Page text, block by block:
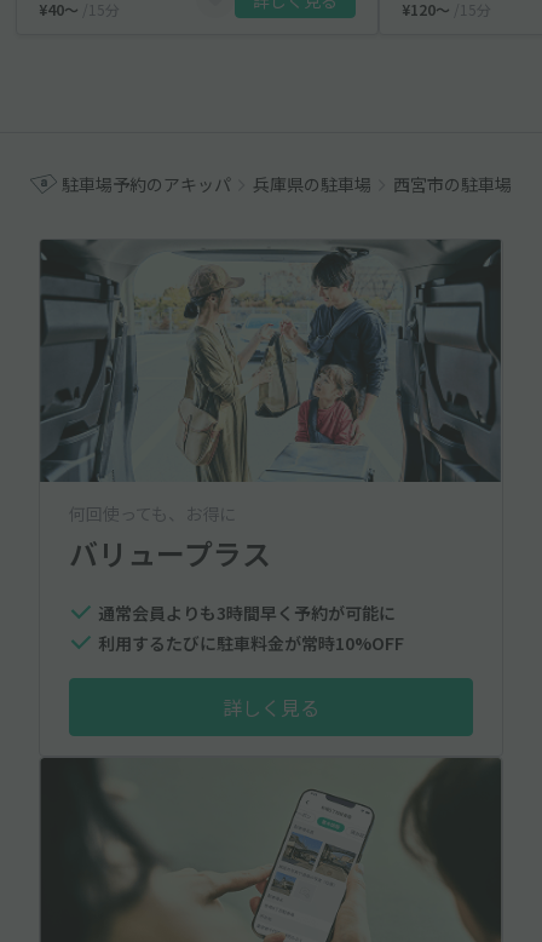
¥40〜
/15分
¥120〜
/15分
駐車場予約のアキッパ 兵庫県の駐車場 西宮市の駐車場
何回使っても、お得に
バリュープラス
通常会員よりも3時間早く予約が可能に
利用するたびに駐車料金が常時10%OFF
詳しく見る